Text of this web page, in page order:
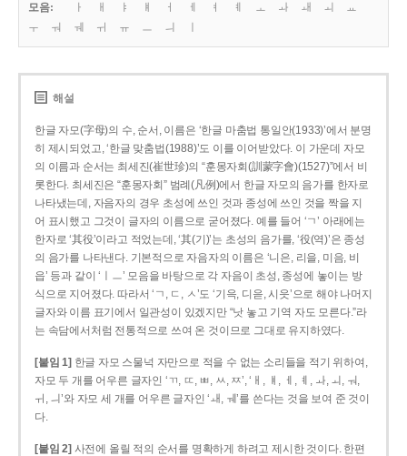
모음:
ㅏ ㅐ ㅑ ㅒ ㅓ ㅔ ㅕ ㅖ ㅗ ㅘ ㅙ ㅚ
ㅛ
ㅜ
ㅝ ㅞ ㅟ ㅠ ㅡ ㅢ
해설
한글 자모(字母)의 수, 순서, 이름은 ‘한글 마춤법 통일안(1933)’에서 분명
히 제시되었고, ‘한글 맞춤법(1988)’도 이를 이어받았다. 이 가운데 자모
의 이름과 순서는 최세진(崔世珍)의 “훈몽자회(訓蒙字會)(1527)”에서 비
롯한다. 최세진은 “훈몽자회” 범례(凡例)에서 한글 자모의 음가를 한자로
나타냈는데, 자음자의 경우 초성에 쓰인 것과 종성에 쓰인 것을 짝을 지
어 표시했고 그것이 글자의 이름으로 굳어졌다. 예를 들어 ‘ㄱ’ 아래에는
한자로 ‘其役’이라고 적었는데, ‘其(기)’는 초성의 음가를, ‘役(역)’은 종성
의 음가를 나타낸다. 기본적으로 자음자의 이름은 ‘니은, 리을, 미음, 비
읍’ 등과 같이 ‘ㅣㅡ’ 모음을 바탕으로 각 자음이 초성, 종성에 놓이는 방
식으로 지어졌다. 따라서 ‘ㄱ, ㄷ, ㅅ’도 ‘기윽, 디읃, 시읏’으로 해야 나머지
글자와 이름 표기에서 일관성이 있겠지만 “낫 놓고 기역 자도 모른다.”라
는 속담에서처럼 전통적으로 쓰여 온 것이므로 그대로 유지하였다.
[붙임 1] 한글 자모 스물넉 자만으로 적을 수 없는 소리들을 적기 위하여,
자모 두 개를 어우른 글자인 ‘ㄲ, ㄸ, ㅃ, ㅆ, ㅉ’, ‘ㅐ, ㅒ, ㅔ, ㅖ, ㅘ, ㅚ, ㅝ,
ㅟ, ㅢ’와 자모 세 개를 어우른 글자인 ‘ㅙ, ㅞ’를 쓴다는 것을 보여 준 것이
다.
[붙임 2] 사전에 올릴 적의 순서를 명확하게 하려고 제시한 것이다. 한편